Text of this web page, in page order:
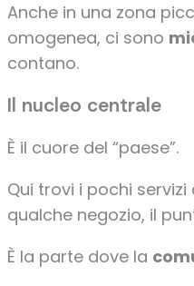
Anche in una zona
omogenea, ci sono
contano.
Il nucleo centrale
È il cuore del “paese”.
Qui trovi i pochi
qualche negozio, il
È la parte dove la